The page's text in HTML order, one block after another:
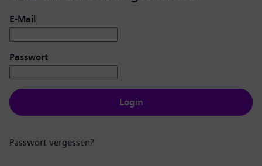
Login: Benutzer und Passwort
E-Mail
Passwort
Login
Passwort vergessen?